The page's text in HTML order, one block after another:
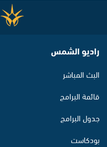
راديو الشمس
البث المباشر
قائمة البرامج
جدول البرامج
بودكاست